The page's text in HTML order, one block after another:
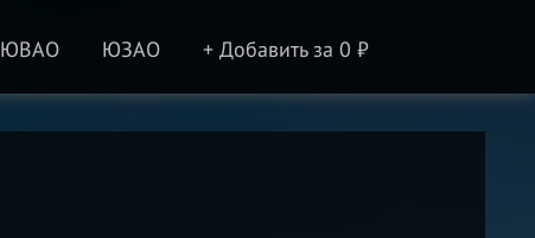
ЮВАО ЮЗАО + Добавить за 0 ₽